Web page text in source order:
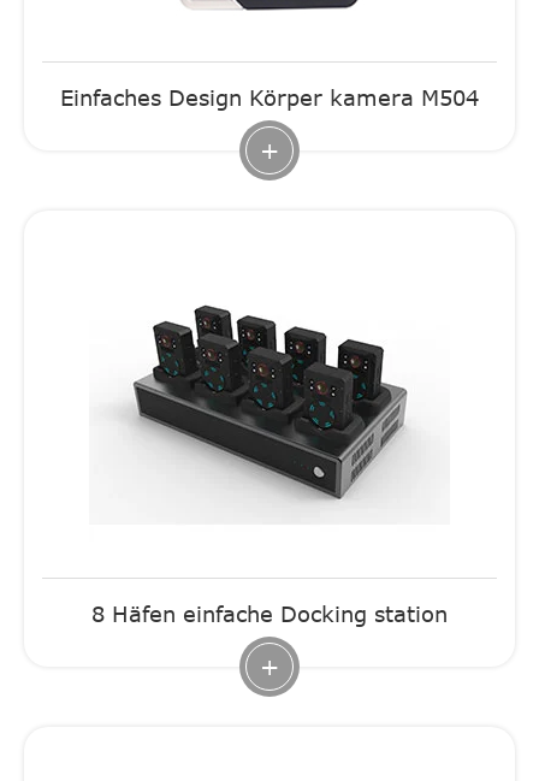
Einfaches Design Körper kamera M504
+
8 Häfen einfache Docking station
+